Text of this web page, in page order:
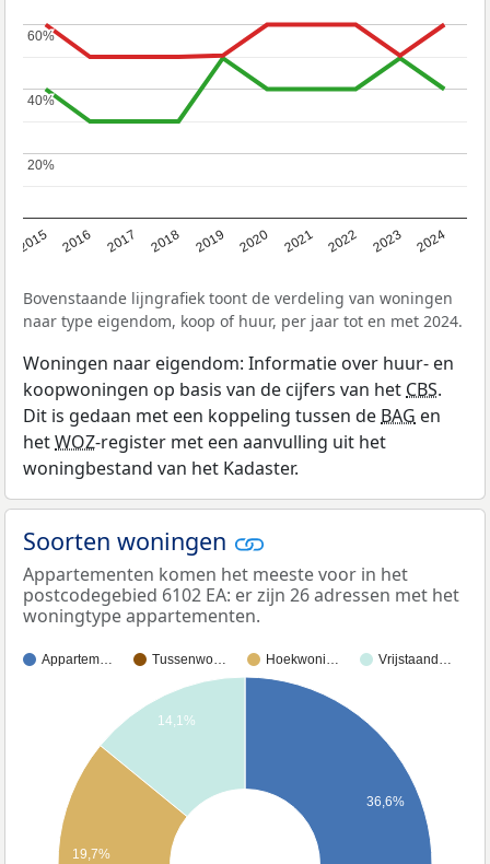
2015 2016 2017 2018 2019 2020 2021 2022 2023 2024
20%
20%
40%
40%
60%
60%
Bovenstaande lijngrafiek toont de verdeling van woningen
naar type eigendom, koop of huur, per jaar tot en met 2024.
Woningen naar eigendom: Informatie over huur- en
koopwoningen op basis van de cijfers van het CBS.
Dit is gedaan met een koppeling tussen de BAG en
hetWOZ-register met een aanvulling uit het
woningbestand van het Kadaster.
Soorten woningen
Appartementen komen het meeste voor in het
postcodegebied 6102 EA: er zijn 26 adressen met het
woningtype appartementen.
Appartem… Tussenwo… Hoekwoni… Vrijstaand…
36,6%
14,1%
19,7%